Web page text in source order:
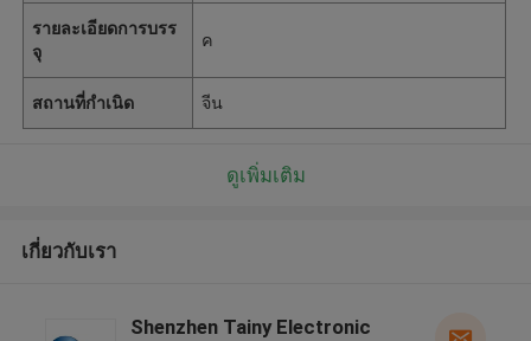
รายละเอียดการบรร
จุ
ค
สถานที่กำเนิด จีน
ดูเพิ่มเติม
เกี่ยวกับเรา
Shenzhen Tainy Electronic